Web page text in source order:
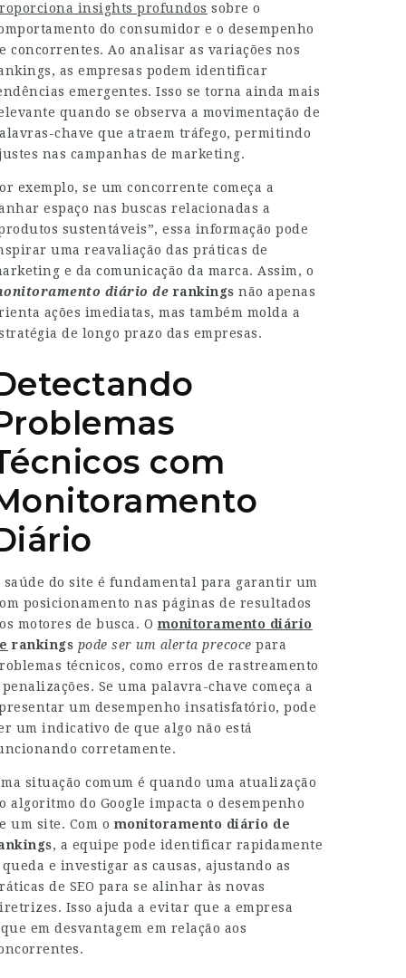
insights profundos sobre o
do consumidor e o desempenho
concorrentes. Ao analisar as variações nos
as empresas podem identificar
emergentes. Isso se torna ainda mais
quando se observa a movimentação de
chave que atraem tráfego, permitindo
nas campanhas de marketing.
exemplo, se um concorrente começa a
espaço nas buscas relacionadas a
sustentáveis”, essa informação pode
uma reavaliação das práticas de
e da comunicação da marca. Assim, o
diário de rankings não apenas
ações imediatas, mas também molda a
de longo prazo das empresas.
com
saúde do site é fundamental para garantir um
posicionamento nas páginas de resultados
motores de busca. O monitoramento diário
rankings pode ser um alerta precoce para
técnicos, como erros de rastreamento
penalizações. Se uma palavra-chave começa a
um desempenho insatisfatório, pode
um indicativo de que algo não está
corretamente.
situação comum é quando uma atualização
algoritmo do Google impacta o desempenho
um site. Com o monitoramento diário de
, a equipe pode identificar rapidamente
queda e investigar as causas, ajustando as
de SEO para se alinhar às novas
Isso ajuda a evitar que a empresa
em desvantagem em relação aos